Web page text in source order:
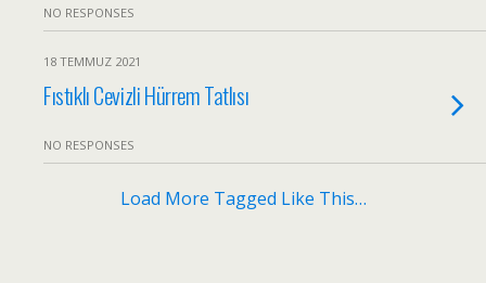
NO RESPONSES
18 TEMMUZ 2021
Fıstıklı Cevizli Hürrem Tatlısı
NO RESPONSES
Load More Tagged Like This…